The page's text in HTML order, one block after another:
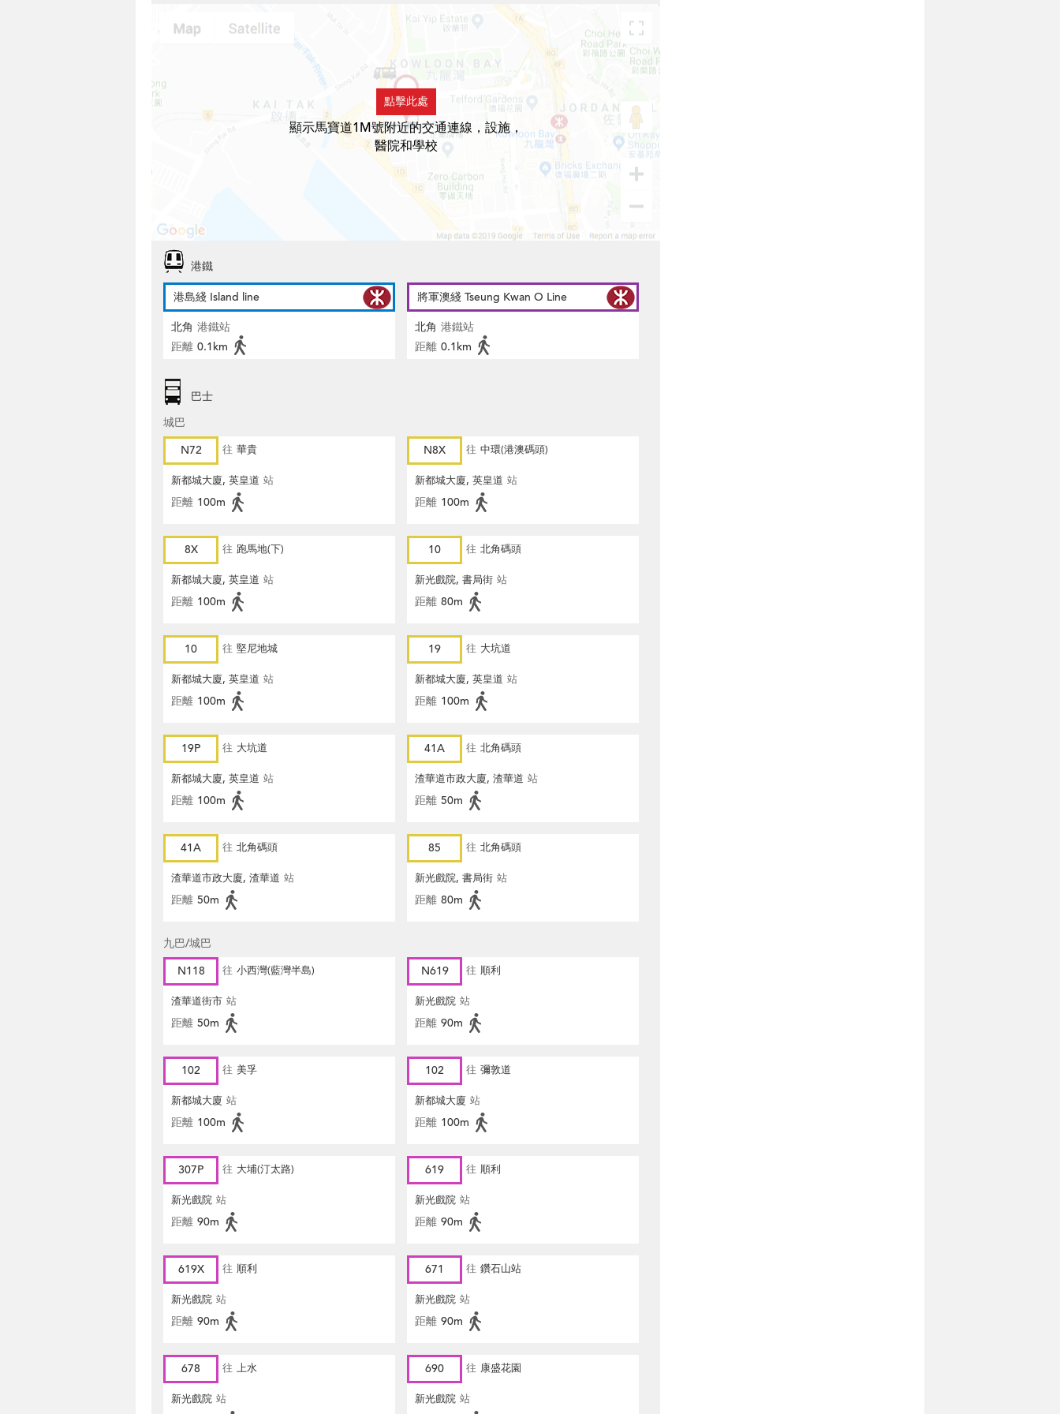
點擊此處
顯示馬寶道1M號附近的交通連線，設施，
醫院和學校
港鐵
港島綫 Island line
北角 港鐵站
距離 0.1km
將軍澳綫 Tseung Kwan O Line
北角 港鐵站
距離 0.1km
巴士
城巴
N72
往 華貴
新都城大廈, 英皇道 站
距離 100m
N8X 往 中環(港澳碼頭)
新都城大廈, 英皇道 站
距離 100m
8X 往 跑馬地(下)
新都城大廈, 英皇道 站
距離 100m
10 往 北角碼頭
新光戲院, 書局街 站
距離 80m
10 往 堅尼地城
新都城大廈, 英皇道 站
距離 100m
19 往 大坑道
新都城大廈, 英皇道 站
距離 100m
19P 往 大坑道
新都城大廈, 英皇道 站
距離 100m
41A 往 北角碼頭
渣華道市政大廈, 渣華道 站
距離 50m
41A 往 北角碼頭
渣華道市政大廈, 渣華道 站
距離 50m
85 往 北角碼頭
新光戲院, 書局街 站
距離 80m
九巴/城巴
N118
往 小西灣(藍灣半島)
渣華道街市 站
距離 50m
N619 往 順利
新光戲院 站
距離 90m
102 往 美孚
新都城大廈 站
距離 100m
102 往 彌敦道
新都城大廈 站
距離 100m
307P 往 大埔(汀太路)
新光戲院 站
距離 90m
619 往 順利
新光戲院 站
距離 90m
619X 往 順利
新光戲院 站
距離 90m
671 往 鑽石山站
新光戲院 站
距離 90m
678 往 上水
新光戲院 站
690 往 康盛花園
新光戲院 站